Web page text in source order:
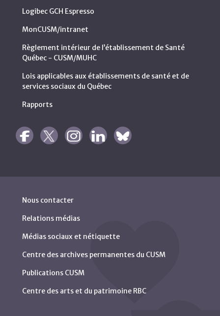
Logibec GCH Espresso
MonCUSM/intranet
Règlement intérieur de l’établissement de Santé
Québec - CUSM/MUHC
Lois applicables aux établissements de santé et de
services sociaux du Québec
Rapports
Nous contacter
Relations médias
Médias sociaux et nétiquette
Centre des archives permanentes du CUSM
Publications CUSM
Centre des arts et du patrimoine RBC